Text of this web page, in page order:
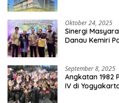
Oktober 24, 2025
Sinergi
Danau Kemiri
September 8, 2025
Angkatan 1982
IV di